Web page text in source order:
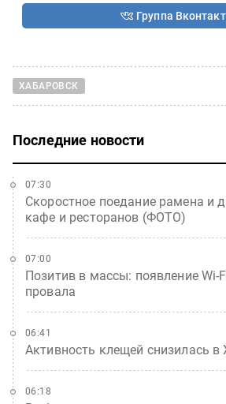
Группа
ХАБАРОВСК
Последние новости
Скоростное поедание рамена и
кафе и ресторанов (ФОТО)
07:30
Позитив в массы: появление Wi-
провала
07:00
Активность клещей снизилась
06:41
06:18